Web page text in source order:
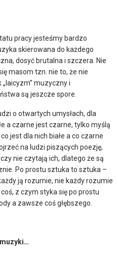
pracy jesteśmy bardzo
skierowana do każdego
dosyć brutalna i szczera. Nie
masom tzn. nie to, że nie
„laicyzm” muzyczny i
są jeszcze spore.
o otwartych umysłach, dla
a czarne jest czarne, tylko myślą
jest dla nich białe a co czarne
na ludzi piszących poezję,
nie czytają ich, dlatego że są
Po prostu sztuka to sztuka –
ją rozumie, nie każdy rozumie
z czym styka się po prostu
a zawsze coś głębszego.